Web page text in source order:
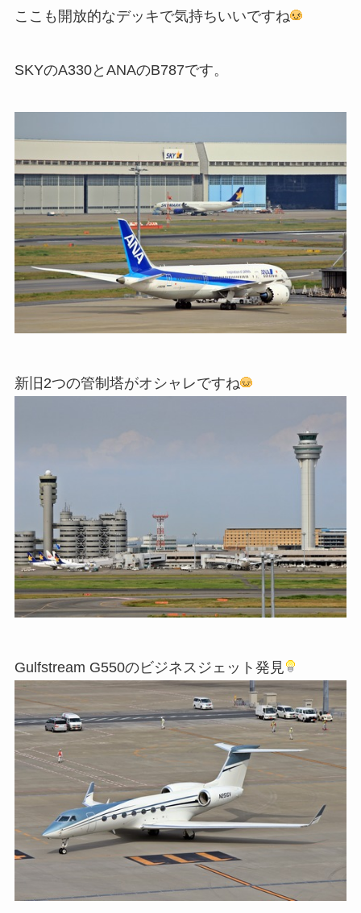
ここも開放的なデッキで気持ちいいですね
SKYのA330とANAのB787です。
新旧2つの管制塔がオシャレですね
Gulfstream G550のビジネスジェット発見